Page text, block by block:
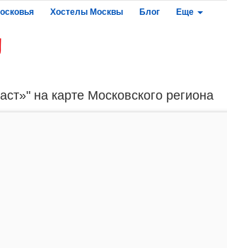
Хостелы Москвы Блог Еще
на карте Московского региона